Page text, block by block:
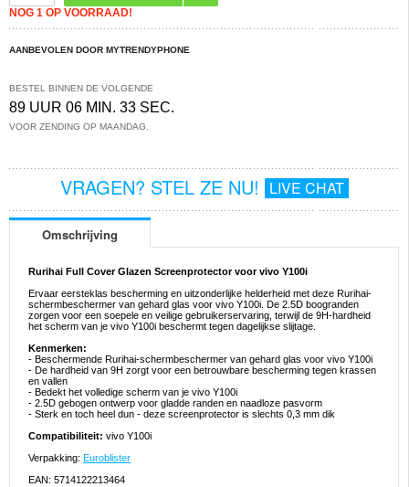
NOG 1 OP VOORRAAD!
AANBEVOLEN DOOR MYTRENDYPHONE
BESTEL BINNEN DE VOLGENDE
89 UUR 06 MIN. 32 SEC.
VOOR ZENDING OP MAANDAG.
VRAGEN? STEL ZE NU! LIVE CHAT
Omschrijving
Rurihai Full Cover Glazen Screenprotector voor vivo Y100i
Ervaar eersteklas bescherming en uitzonderlijke helderheid met deze Rurihai-
schermbeschermer van gehard glas voor vivo Y100i. De 2.5D boogranden
zorgen voor een soepele en veilige gebruikerservaring, terwijl de 9H-hardheid
het scherm van je vivo Y100i beschermt tegen dagelijkse slijtage.
Kenmerken:
- Beschermende Rurihai-schermbeschermer van gehard glas voor vivo Y100i
- De hardheid van 9H zorgt voor een betrouwbare bescherming tegen krassen
en vallen
- Bedekt het volledige scherm van je vivo Y100i
- 2.5D gebogen ontwerp voor gladde randen en naadloze pasvorm
- Sterk en toch heel dun - deze screenprotector is slechts 0,3 mm dik
Compatibiliteit: vivo Y100i
Verpakking: Euroblister
EAN: 5714122213464